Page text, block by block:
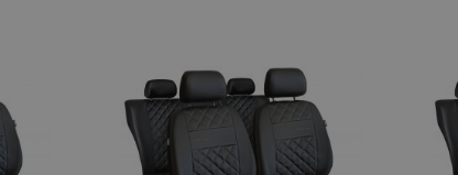
webových stránek, jako je přihlášení uživatele a správa účtu.
Popis
Inc.
Ukládá informace specifické pro zákazníka
související s akcemi zahájenými nakupujícími,
jako je zobrazení seznamu přání, informace o